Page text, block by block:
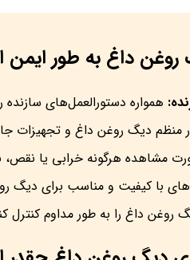
همواره دستورالعمل‌های
منظم دیگ روغن داغ و تجهیزات
مشاهده هرگونه خرابی یا نقص،
با کیفیت و مناسب برای دیگ
روغن داغ را به طور مداوم کنترل